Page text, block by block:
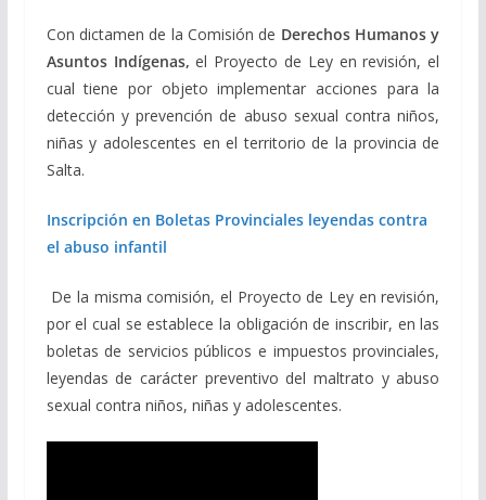
Con dictamen de la Comisión de Derechos Humanos y
Asuntos Indígenas,el Proyecto de Ley en revisión, el
cual tiene por objeto implementar acciones para la
detección y prevención de abuso sexual contra niños,
niñas y adolescentes en el territorio de la provincia de
Salta.
Inscripción en Boletas Provinciales leyendas contra
el abuso infantil
De la misma comisión, el Proyecto de Ley en revisión,
por el cual se establece la obligación de inscribir, en las
boletas de servicios públicos e impuestos provinciales,
leyendas de carácter preventivo del maltrato y abuso
sexual contra niños, niñas y adolescentes.